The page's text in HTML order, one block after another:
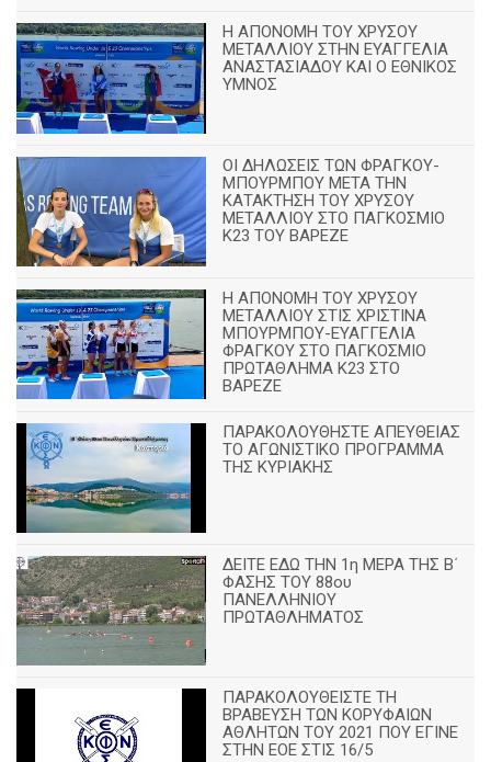
Η ΑΠΟΝΟΜΗ ΤΟΥ ΧΡΥΣΟΥ
ΜΕΤΑΛΛΙΟΥ ΣΤΗΝ ΕΥΑΓΓΕΛΙΑ
ΑΝΑΣΤΑΣΙΑΔΟΥ ΚΑΙ Ο ΕΘΝΙΚΟΣ
ΥΜΝΟΣ
ΟΙ ΔΗΛΩΣΕΙΣ ΤΩΝ ΦΡΑΓΚΟΥ-
ΜΠΟΥΡΜΠΟΥ ΜΕΤΑ ΤΗΝ
ΚΑΤΑΚΤΗΣΗ ΤΟΥ ΧΡΥΣΟΥ
ΜΕΤΑΛΛΙΟΥ ΣΤΟ ΠΑΓΚΟΣΜΙΟ
Κ23 ΤΟΥ ΒΑΡΕΖΕ
Η ΑΠΟΝΟΜΗ ΤΟΥ ΧΡΥΣΟΥ
ΜΕΤΑΛΛΙΟΥ ΣΤΙΣ ΧΡΙΣΤΙΝΑ
ΜΠΟΥΡΜΠΟΥ-ΕΥΑΓΓΕΛΙΑ
ΦΡΑΓΚΟΥ ΣΤΟ ΠΑΓΚΟΣΜΙΟ
ΠΡΩΤΑΘΛΗΜΑ Κ23 ΣΤΟ
ΒΑΡΕΖΕ
ΠΑΡΑΚΟΛΟΥΘΗΣΤΕ ΑΠΕΥΘΕΙΑΣ
ΤΟ ΑΓΩΝΙΣΤΙΚΟ ΠΡΟΓΡΑΜΜΑ
ΤΗΣ ΚΥΡΙΑΚΗΣ
ΔΕΙΤΕ ΕΔΩ ΤΗΝ 1η ΜΕΡΑ ΤΗΣ Β΄
ΦΑΣΗΣ ΤΟΥ 88ου
ΠΑΝΕΛΛΗΝΙΟΥ
ΠΡΩΤΑΘΛΗΜΑΤΟΣ
ΠΑΡΑΚΟΛΟΥΘΕΙΣΤΕ ΤΗ
ΒΡΑΒΕΥΣΗ ΤΩΝ ΚΟΡΥΦΑΙΩΝ
ΑΘΛΗΤΩΝ ΤΟΥ 2021 ΠΟΥ ΕΓΙΝΕ
ΣΤΗΝ ΕΟΕ ΣΤΙΣ 16/5